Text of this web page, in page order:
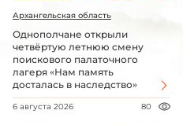
Архангельская область
Однополчане открыли
четвёртую летнюю смену
поискового палаточного
лагеря «Нам память
досталась в наследство»
6 августа 2026 80